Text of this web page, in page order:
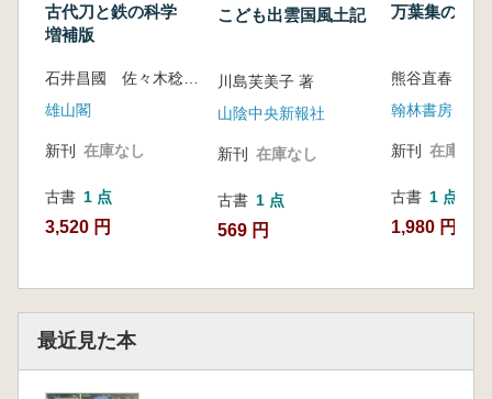
古代刀と鉄の科学
増補版
雄山閣
新刊 在庫なし
古書 1 点
3,520 円
こども出雲国風土記
川島芙美子 著
山陰中央新報社
新刊 在庫なし
古書 1 点
569 円
万葉集の形成
熊谷直春 著
翰林書房
新刊 在庫なし
古書 1 点
1,980 円
最近見た本